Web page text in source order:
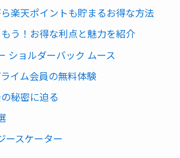
楽天ポイントも貯まるお得な方法
う！お得な利点と魅力を紹介
ショルダーバック ムース
イム会員の無料体験
秘密に迫る
ースケーター